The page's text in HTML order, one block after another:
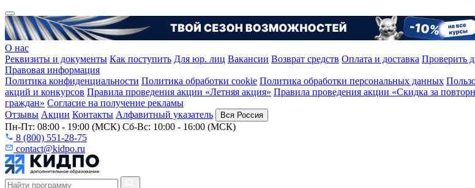
О нас
Реквизиты и документы Как поступить Для юр. лиц Вакансии Возврат средств Оплата и доставка Проверить
Правовая информация
Политика конфиденциальности Политика обработки cookie Политика обработки персональных данных
акций и конкурсов Правила проведения акции «Летняя акция» Правила проведения акции «Скидка за
граждан» Согласие на получение рекламы
Отзывы Акции Контакты Алфавитный указатель Вся Россия
Пн-Пт: 08:00 - 19:00 (МСК) Сб-Вс: 10:00 - 16:00 (МСК)
8 (800) 551-28-75
contact@kidpo.ru